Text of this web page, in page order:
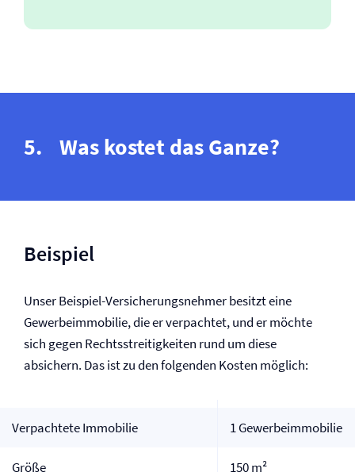
Was kostet das Ganze?
Beispiel
Unser Beispiel-Versicherungsnehmer besitzt eine
Gewerbeimmobilie, die er verpachtet, und er möchte
sich gegen Rechtsstreitigkeiten rund um diese
absichern. Das ist zu den folgenden Kosten möglich:
Verpachtete Immobilie 1 Gewerbeimmobilie
Größe 150 m²